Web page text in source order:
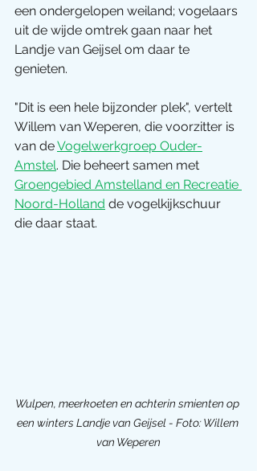
een ondergelopen weiland; vogelaars
uit de wijde omtrek gaan naar het
Landje van Geijsel om daar te
genieten.
"Dit is een hele bijzonder plek", vertelt
Willem van Weperen, die voorzitter is
van de Vogelwerkgroep Ouder-
Amstel. Die beheert samen met
Groengebied Amstelland en Recreatie
Noord-Holland de vogelkijkschuur
die daar staat.
Wulpen, meerkoeten en achterin smienten op
een winters Landje van Geijsel - Foto: Willem
van Weperen